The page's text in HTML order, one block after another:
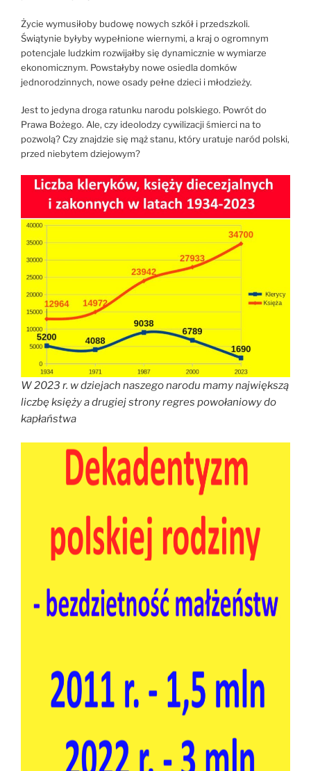
Życie wymusiłoby budowę nowych szkół i przedszkoli.
Świątynie byłyby wypełnione wiernymi, a kraj o ogromnym
potencjale ludzkim rozwijałby się dynamicznie w wymiarze
ekonomicznym. Powstałyby nowe osiedla domków
jednorodzinnych, nowe osady pełne dzieci i młodzieży.
Jest to jedyna droga ratunku narodu polskiego. Powrót do
Prawa Bożego. Ale, czy ideolodzy cywilizacji śmierci na to
pozwolą? Czy znajdzie się mąż stanu, który uratuje naród polski,
przed niebytem dziejowym?
W 2023 r. w dziejach naszego narodu mamy największą
liczbę księży a drugiej strony regres powołaniowy do
kapłaństwa